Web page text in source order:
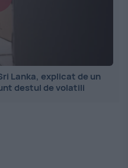
Lanka, explicat de un
destul de volatili